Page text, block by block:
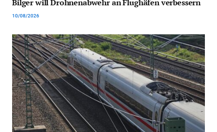
Bilger will Drohnenabwehr an Flughäfen verbessern
10/08/2026